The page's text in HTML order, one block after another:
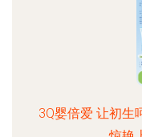
3Q婴倍爱 让初